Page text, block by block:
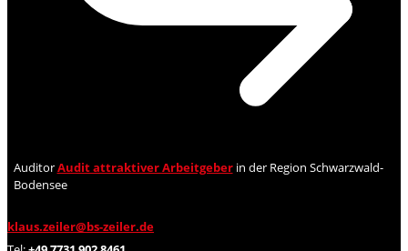
AuditorAudit attraktiver Arbeitgeberin der Region Schwarzwald-
Bodensee
klaus.zeiler@bs-zeiler.de